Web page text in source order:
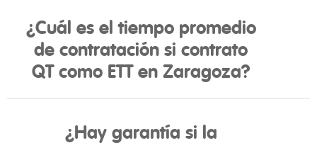
¿Cuál es el tiempo promedio
de contratación si contrato
QT como ETT en Zaragoza?
¿Hay garantía si la